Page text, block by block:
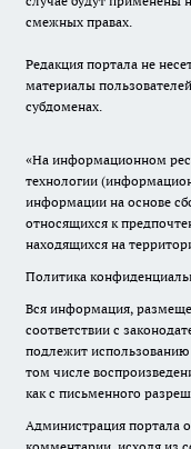
смежных правах.
Редакция портала не
материалы
субдоменах.
«На информационном
технологии
информации на основе
относящихся к
находящихся на
Политика
Вся информация,
соответствии с
подлежит
том числе
как с письменного
Администрация портала